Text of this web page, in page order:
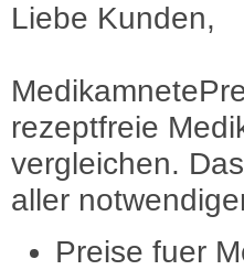
Liebe Kunden,
rezeptfreie
vergleichen.
aller
Preise fuer